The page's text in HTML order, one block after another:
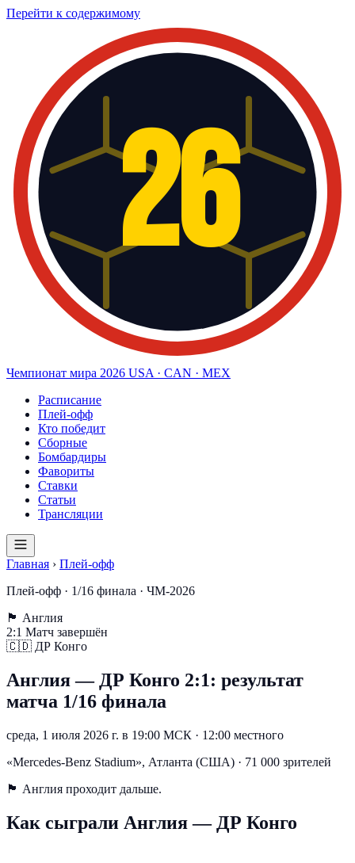
Перейти к содержимому
26
Чемпионат мира 2026 USA · CAN · MEX
Расписание
Плей-офф
Кто победит
Сборные
Бомбардиры
Фавориты
Ставки
Статьи
Трансляции
Главная › Плей-офф
Плей-офф · 1/16 финала · ЧМ-2026
🏴󠁧󠁢󠁥󠁮󠁧󠁿 Англия
2:1 Матч завершён
🇨🇩 ДР Конго
Англия — ДР Конго 2:1: результат
матча 1/16 финала
среда, 1 июля 2026 г. в 19:00 МСК · 12:00 местного
«Mercedes-Benz Stadium», Атланта (США) · 71 000 зрителей
🏴󠁧󠁢󠁥󠁮󠁧󠁿 Англия проходит дальше.
Как сыграли Англия — ДР Конго